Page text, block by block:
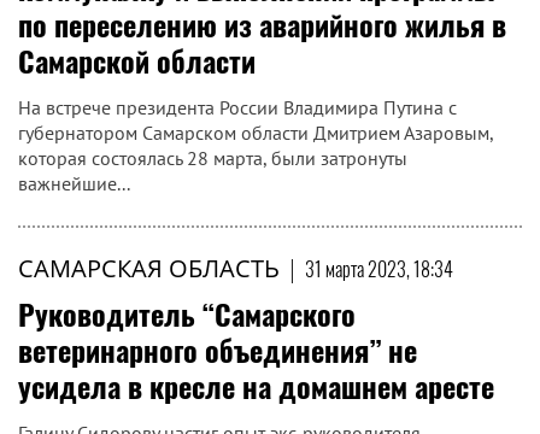
по переселению из аварийного жилья в
Самарской области
На встрече президента России Владимира Путина с
губернатором Самарском области Дмитрием Азаровым,
которая состоялась 28 марта, были затронуты
важнейшие...
САМАРСКАЯ ОБЛАСТЬ | 31 марта 2023, 18:34
Руководитель “Самарского
ветеринарного объединения” не
усидела в кресле на домашнем аресте